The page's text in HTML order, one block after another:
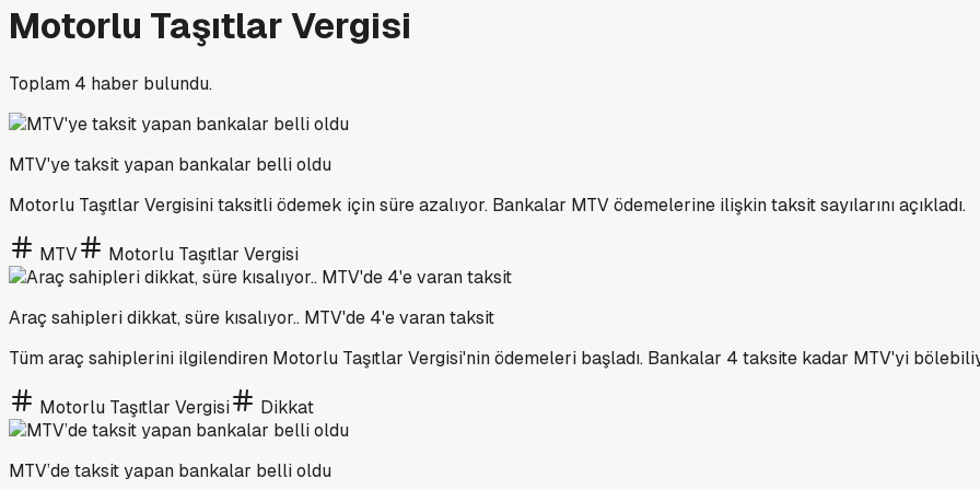
Motorlu Taşıtlar Vergisi
Toplam 4 haber bulundu.
MTV'ye taksit yapan bankalar belli oldu
Motorlu Taşıtlar Vergisini taksitli ödemek için süre azalıyor. Bankalar MTV ödemelerine ilişkin taksit sayılarını açıkladı.
MTV Motorlu Taşıtlar Vergisi
Araç sahipleri dikkat, süre kısalıyor.. MTV'de 4'e varan taksit
Tüm araç sahiplerini ilgilendiren Motorlu Taşıtlar Vergisi'nin ödemeleri başladı. Bankalar 4 taksite kadar MTV'yi
Motorlu Taşıtlar Vergisi Dikkat
MTV’de taksit yapan bankalar belli oldu